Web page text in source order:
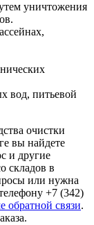
уничтожения
вод, питьевой
очистки
вы найдете
и другие
складов в
или нужна
+7 (342)
обратной связи.